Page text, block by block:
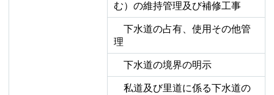
む）の維持管理及び補修工事
下水道の占有、使用その他管
理
下水道の境界の明示
私道及び里道に係る下水道の